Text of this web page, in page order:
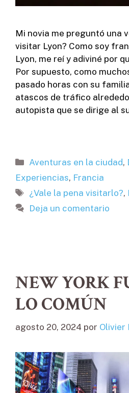
Mi novia me preguntó una
visitar Lyon? Como soy
Lyon, me reí y adiviné por
Por supuesto, como
pasado horas con su
atascos de tráfico
autopista que se dirige al
Categorías
Aventuras en la ciudad,
Experiencias, Francia
Etiquetas
¿Vale la pena visitarlo?,
Deja un comentario
NEW YORK
LO COMÚN
agosto 20, 2024 por Olivier